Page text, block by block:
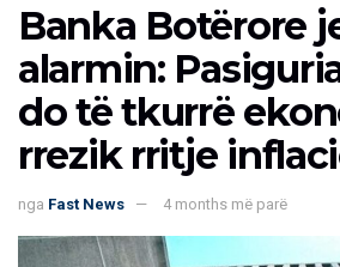
Banka Botërore
alarmin:
do të tkurrë
rrezik rritje
nga Fast News 4 months më parë